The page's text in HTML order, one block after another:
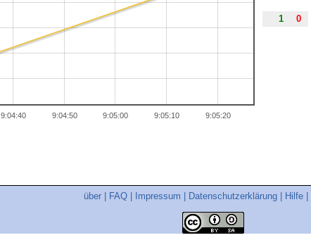
9:04:40 9:04:50 9:05:00 9:05:10 9:05:20
1 0
über FAQ Impressum Datenschutzerklärung Hilfe